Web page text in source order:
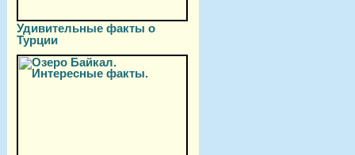
Удивительные факты о
Турции